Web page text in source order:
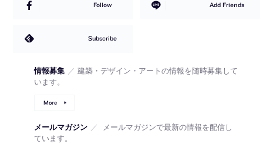
Follow Add Friends
Subscribe
情報募集 ／ 建築・デザイン・アートの情報を随時募集して
います。
More
メールマガジン ／
メールマガジンで最新の情報を配信し
ています。